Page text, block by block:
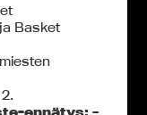
Basket
2.